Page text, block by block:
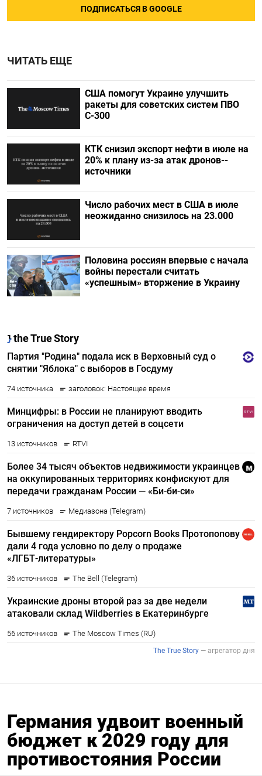
ПОДПИСАТЬСЯ В GOOGLE
ЧИТАТЬ ЕЩЕ
США помогут Украине улучшить
ракеты для советских систем ПВО
С-300
КТК снизил экспорт нефти в июле на
20% к плану из-за атак дронов--
источники
Число рабочих мест в США в июле
неожиданно снизилось на 23.000
Половина россиян впервые с начала
войны перестали считать
«успешным» вторжение в Украину
Германия удвоит военный
бюджет к 2029 году для
противостояния России